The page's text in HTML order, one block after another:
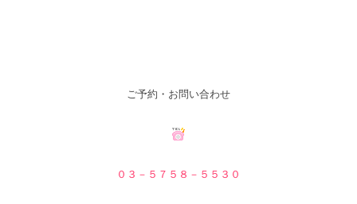
ご予約・お問い合わせ
０３－５７５８－５ ５３０